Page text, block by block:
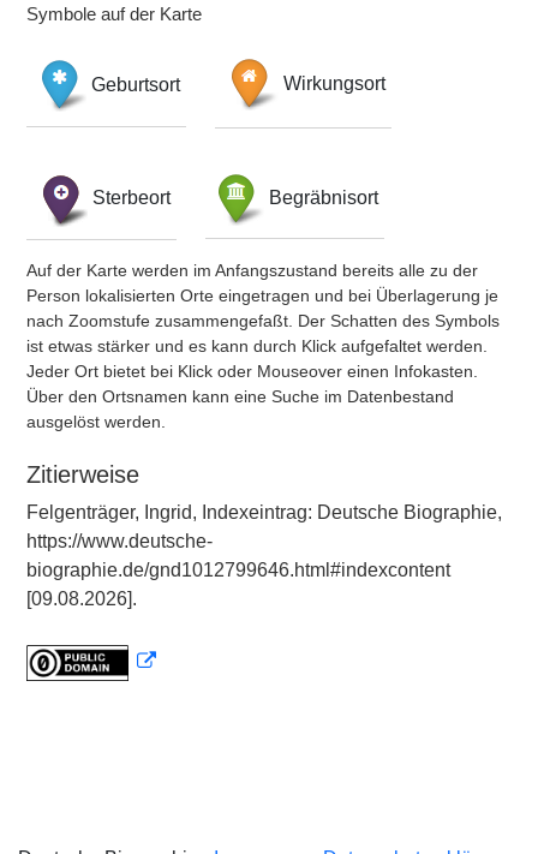
Symbole auf der Karte
Geburtsort Wirkungsort
Sterbeort Begräbnisort
Auf der Karte werden im Anfangszustand bereits alle zu der
Person lokalisierten Orte eingetragen und bei Überlagerung je
nach Zoomstufe zusammengefaßt. Der Schatten des Symbols
ist etwas stärker und es kann durch Klick aufgefaltet werden.
Jeder Ort bietet bei Klick oder Mouseover einen Infokasten.
Über den Ortsnamen kann eine Suche im Datenbestand
ausgelöst werden.
Zitierweise
Felgenträger, Ingrid, Indexeintrag: Deutsche Biographie,
https://www.deutsche-
biographie.de/gnd1012799646.html#indexcontent
[09.08.2026].